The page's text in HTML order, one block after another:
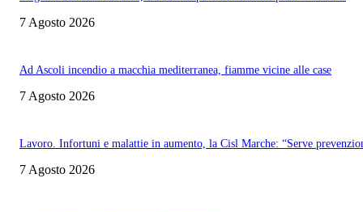
7 Agosto 2026
Ad Ascoli incendio a macchia mediterranea, fiamme vicine alle case
7 Agosto 2026
Lavoro. Infortuni e malattie in aumento, la Cisl Marche: “Serve
7 Agosto 2026